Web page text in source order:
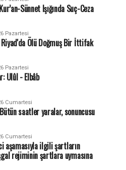
Sünnet Işığında Suç-Ceza
Pazartesi
Ölü Doğmuş Bir İttifak
Pazartesi
Ulûl - Elbâb
Cumartesi
saatler yaralar, sonuncusu
Cumartesi
aşamasıyla ilgili şartların
rejiminin şartlara uymasına